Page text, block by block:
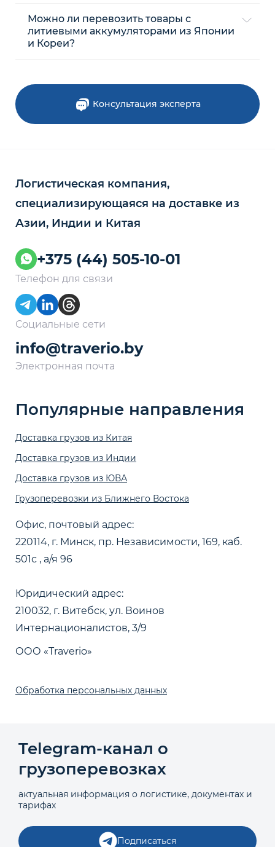
Можно ли перевозить товары с
литиевыми аккумуляторами из Японии
и Кореи?
Консультация эксперта
Логистическая компания,
специализирующаяся на доставке из
Азии, Индии и Китая
+375 (44) 505-10-01
Телефон для связи
Социальные сети
info@traverio.by
Электронная почта
Офис, почтовый адрес:
220114, г. Минск, пр. Независимости, 169, каб.
501с , а/я 96
Юридический адрес:
210032, г. Витебск, ул. Воинов
Интернационалистов, 3/9
ООО «Traverio»
Популярные направления
Доставка грузов из Китая
Доставка грузов из Индии
Доставка грузов из ЮВА
Грузоперевозки из Ближнего Востока
Обработка персональных данных
Telegram‑канал о
грузоперевозках
актуальная информация о логистике, документах и
тарифах
Подписаться